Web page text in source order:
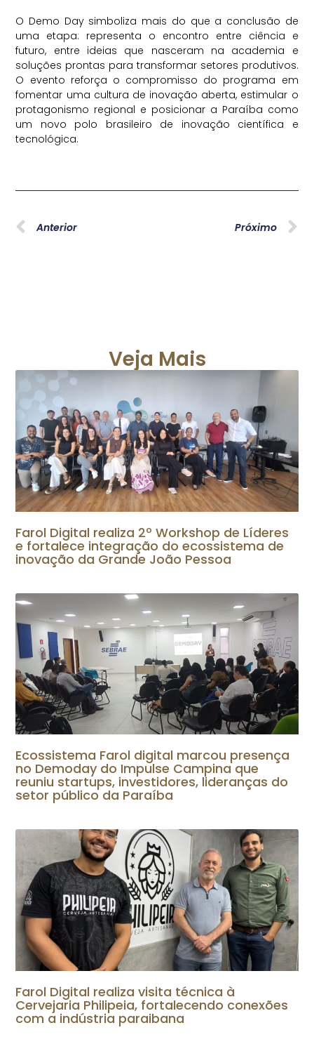
O Demo Day simboliza mais do que a conclusão de
uma etapa: representa o encontro entre ciência e
futuro, entre ideias que nasceram na academia e
soluções prontas para transformar setores produtivos.
O evento reforça o compromisso do programa em
fomentar uma cultura de inovação aberta, estimular o
protagonismo regional e posicionar a Paraíba como
um novo polo brasileiro de inovação científica e
tecnológica.
Anterior Próximo
Veja Mais
Farol Digital realiza 2º Workshop de Líderes
e fortalece integração do ecossistema de
inovação da Grande João Pessoa
Ecossistema Farol digital marcou presença
no Demoday do Impulse Campina que
reuniu startups, investidores, lideranças do
setor público da Paraíba
Farol Digital realiza visita técnica à
Cervejaria Philipeia, fortalecendo conexões
com a indústria paraibana